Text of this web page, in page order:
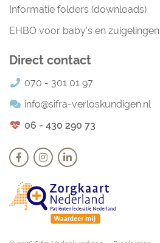
Informatie folders (downloads)
EHBO voor baby's en zuigelingen
Direct contact
070 - 301 01 97
info@sifra-verloskundigen.nl
06 - 430 290 73